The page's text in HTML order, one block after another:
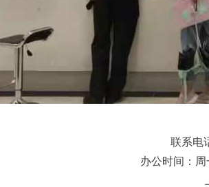
联系
办公时间：